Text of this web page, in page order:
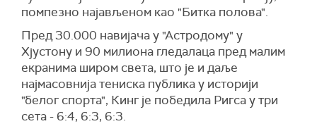
помпезно најављеном као "Битка полова".
Пред 30.000 навијача у "Астродому" у
Хјустону и 90 милиона гледалаца пред малим
екранима широм света, што је и даље
најмасовнија тениска публика у историји
"белог спорта", Кинг је победила Ригса у три
сета - 6:4, 6:3, 6:3.